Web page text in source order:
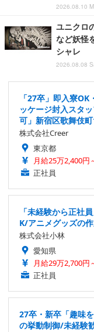
2026.08.10
ユニクロ
など妖怪
シャレ
2026.08.08
「27卒」即入寮
ッケージ封入スタ
可」新宿区歌舞伎
株式会社Creer
東京都
月給25万2,400円
正社員
「未経験から正社
K/アニメグッズの
株式会社小林
愛知県
月給29万2,700円
正社員
27卒・新卒「趣味
の挙動制御/未経験